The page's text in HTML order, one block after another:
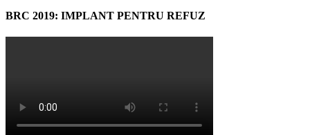
BRC 2019: IMPLANT PENTRU REFUZ